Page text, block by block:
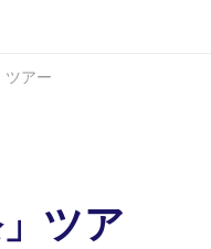
ツアー
ツア